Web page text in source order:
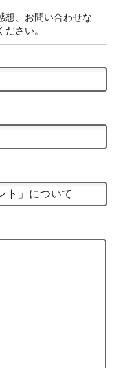
想、お問い合わせな
さい。